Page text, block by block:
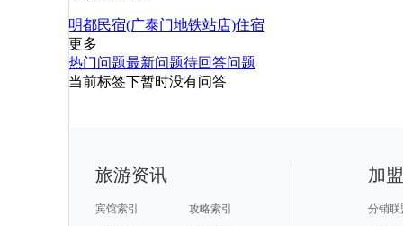
明都民宿(广泰门地铁站店)住宿
更多
热门问题最新问题待回答问题
当前标签下暂时没有问答
旅游资讯
宾馆索引
攻略索引
加
分销联